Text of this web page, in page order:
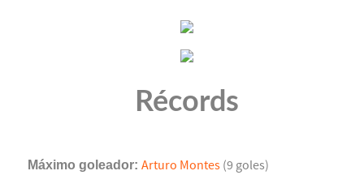
Récords
Máximo goleador: Arturo Montes (9 goles)